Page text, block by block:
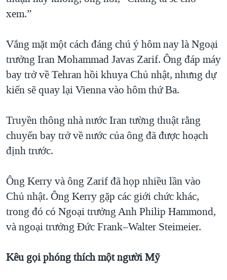
xem.”
Vắng mặt một cách đáng chú ý hôm nay là Ngoại
trưởng Iran Mohammad Javas Zarif. Ông đáp máy
bay trở về Tehran hồi khuya Chủ nhật, nhưng dự
kiến sẽ quay lại Vienna vào hôm thứ Ba.
Truyền thông nhà nước Iran tường thuật rằng
chuyến bay trở về nước của ông đã được hoạch
định trước.
Ông Kerry và ông Zarif đã họp nhiều lần vào
Chủ nhật. Ông Kerry gặp các giới chức khác,
trong đó có Ngoại trưởng Anh Philip Hammond,
và ngoại trưởng Đức Frank–Walter Steimeier.
Kêu gọi phóng thích một người Mỹ